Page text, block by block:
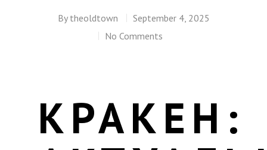
By theoldtown
September 4, 2025
No Comments
КРАКЕН: